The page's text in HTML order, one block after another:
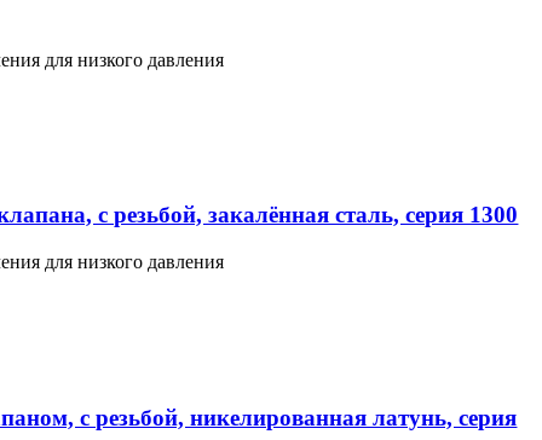
для низкого давления
с резьбой, закалённая сталь, серия 1300
для низкого давления
с резьбой, никелированная латунь, серия